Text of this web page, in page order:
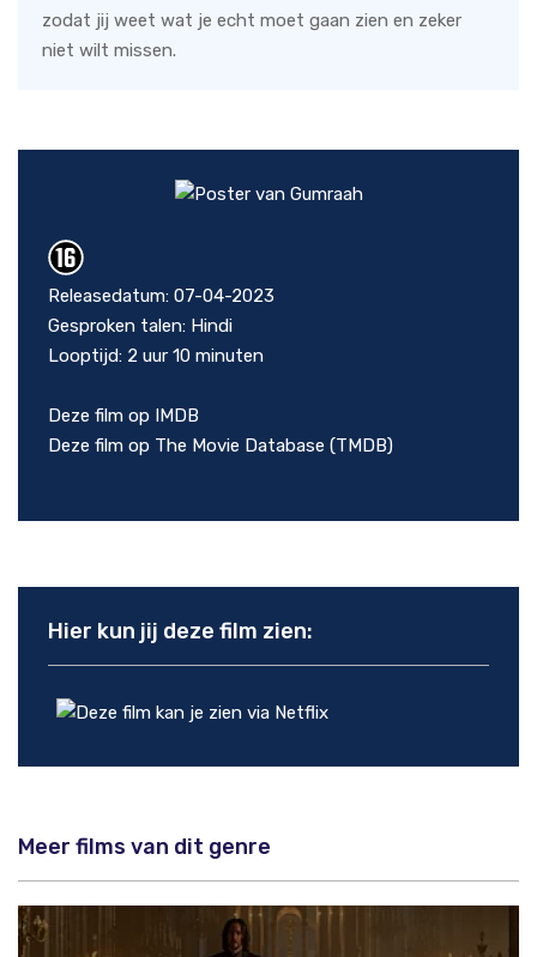
zodat jij weet wat je echt moet gaan zien en zeker
niet wilt missen.
Releasedatum: 07-04-2023
Gesproken talen: Hindi
Looptijd: 2 uur 10 minuten
Deze film op IMDB
Deze film op The Movie Database (TMDB)
Hier kun jij deze film zien:
Meer films van dit genre